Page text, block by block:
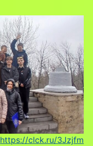
https://clck.ru/3Jzjfm